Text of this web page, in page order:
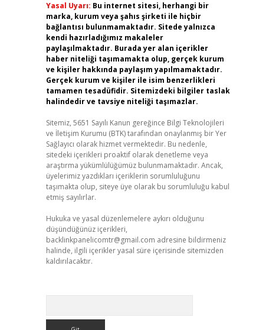
Yasal Uyarı: Bu internet sitesi, herhangi bir
marka, kurum veya şahıs şirketi ile hiçbir
bağlantısı bulunmamaktadır. Sitede yalnızca
kendi hazırladığımız makaleler
paylaşılmaktadır. Burada yer alan içerikler
haber niteliği taşımamakta olup, gerçek kurum
ve kişiler hakkında paylaşım yapılmamaktadır.
Gerçek kurum ve kişiler ile isim benzerlikleri
tamamen tesadüfidir. Sitemizdeki bilgiler taslak
halindedir ve tavsiye niteliği taşımazlar.
Sitemiz, 5651 Sayılı Kanun gereğince Bilgi Teknolojileri
ve İletişim Kurumu (BTK) tarafından onaylanmış bir Yer
Sağlayıcı olarak hizmet vermektedir. Bu nedenle,
sitedeki içerikleri proaktif olarak denetleme veya
araştırma yükümlülüğümüz bulunmamaktadır. Ancak,
üyelerimiz yazdıkları içeriklerin sorumluluğunu
taşımakta olup, siteye üye olarak bu sorumluluğu kabul
etmiş sayılırlar.
Hukuka ve yasal düzenlemelere aykırı olduğunu
düşündüğünüz içerikleri,
backlinkpanelicomtr@gmail.com adresine bildirmeniz
halinde, ilgili içerikler yasal süre içerisinde sitemizden
kaldırılacaktır.